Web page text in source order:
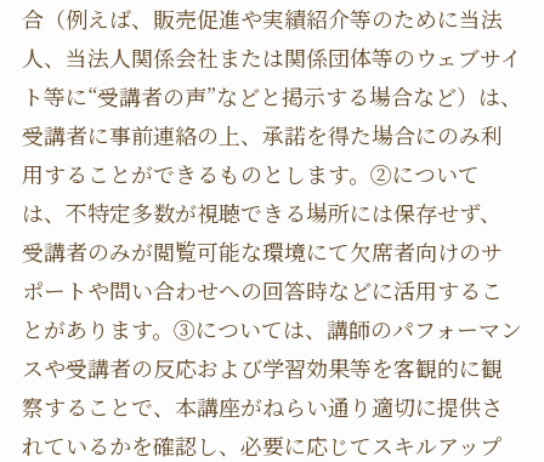
合（例えば、販売促進や実績紹介等のために当法
人、当法人関係会社または関係団体等のウェブサイ
ト等に“受講者の声”などと掲示する場合など）は、
受講者に事前連絡の上、承諾を得た場合にのみ利
用することができるものとします。②について
は、不特定多数が視聴できる場所には保存せず、
受講者のみが閲覧可能な環境にて欠席者向けのサ
ポートや問い合わせへの回答時などに活用するこ
とがあります。③については、講師のパフォーマン
スや受講者の反応および学習効果等を客観的に観
察することで、本講座がねらい通り適切に提供さ
れているかを確認し、必要に応じてスキルアップ